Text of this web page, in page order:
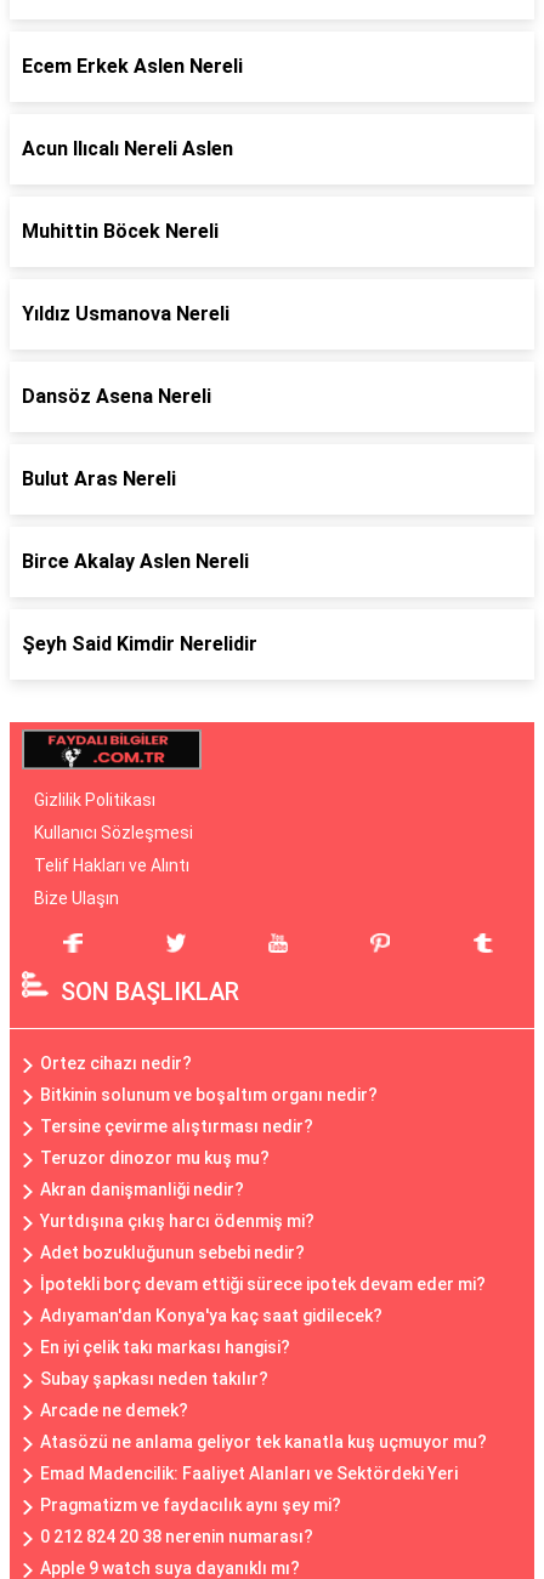
Ecem Erkek Aslen Nereli
Acun Ilıcalı Nereli Aslen
Muhittin Böcek Nereli
Yıldız Usmanova Nereli
Dansöz Asena Nereli
Bulut Aras Nereli
Birce Akalay Aslen Nereli
Şeyh Said Kimdir Nerelidir
Gizlilik Politikası
Kullanıcı Sözleşmesi
Telif Hakları ve Alıntı
Bize Ulaşın
SON BAŞLIKLAR
Ortez cihazı nedir?
Bitkinin solunum ve boşaltım organı nedir?
Tersine çevirme alıştırması nedir?
Teruzor dinozor mu kuş mu?
Akran danişmanliği nedir?
Yurtdışına çıkış harcı ödenmiş mi?
Adet bozukluğunun sebebi nedir?
İpotekli borç devam ettiği sürece ipotek devam eder mi?
Adıyaman'dan Konya'ya kaç saat gidilecek?
En iyi çelik takı markası hangisi?
Subay şapkası neden takılır?
Arcade ne demek?
Atasözü ne anlama geliyor tek kanatla kuş uçmuyor mu?
Emad Madencilik: Faaliyet Alanları ve Sektördeki Yeri
Pragmatizm ve faydacılık aynı şey mi?
0 212 824 20 38 nerenin numarası?
Apple 9 watch suya dayanıklı mı?